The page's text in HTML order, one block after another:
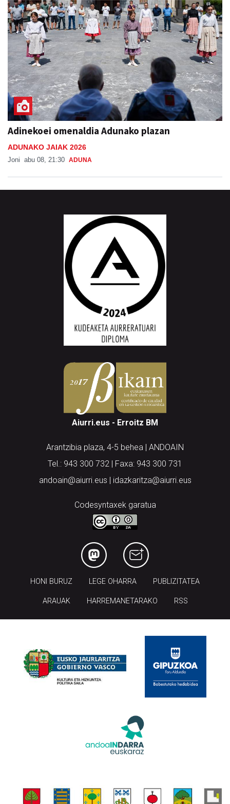
Adinekoei omenaldia Adunako plazan
ADUNAKO JAIAK 2026
Joni abu 08, 21:30 ADUNA
Aiurri.eus - Erroitz BM
Arantzibia plaza, 4-5 behea | ANDOAIN
Tel.: 943 300 732 | Faxa: 943 300 731
andoain@aiurri.eus | idazkaritza@aiurri.eus
Codesyntaxek garatua
HONI BURUZ LEGE OHARRA PUBLIZITATEA
ARAUAK HARREMANETARAKO RSS